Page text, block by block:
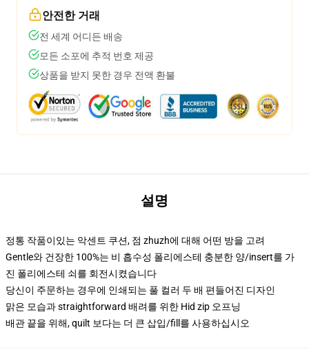
안전한 거래
전 세계 어디든 배송
모든 소포에 추적 번호 제공
상품을 받지 못한 경우 전액 환불
설명
정통 작품이있는 악센트 쿠션, 점 zhuzh에 대해 어떤 방을 고려
Gentle와 건장한 100%는 비 흡수성 폴리에스테 충분한 양/insert를 가
진 폴리에스테 쇠를 회전시켰습니다
당신이 주문하는 경우에 인쇄되는 풀 컬러 두 배 편들어진 디자인
맑은 모습과 straightforward 배려를 위한 Hid zip 오프닝
배관 끝을 위해, quilt 보다는 더 큰 삽입/fill를 사용하십시오